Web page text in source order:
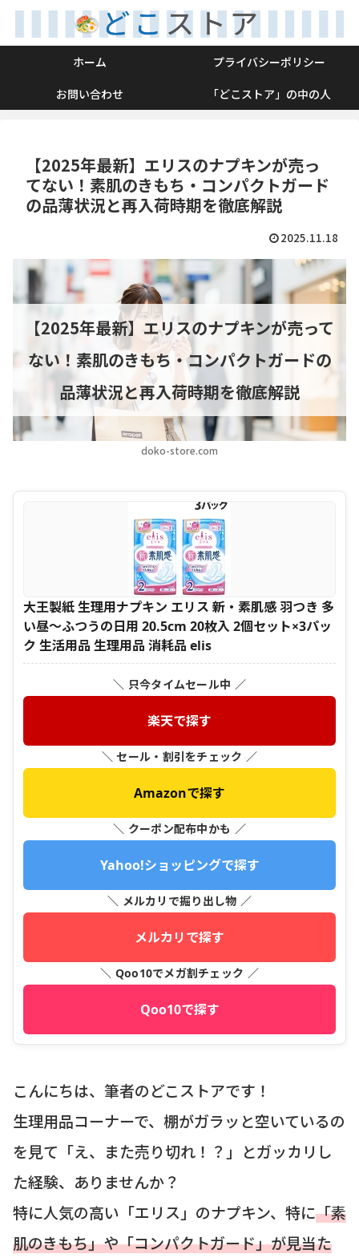
ホーム
プライバシーポリシー
お問い合わせ
「どこストア」の中の人
【2025年最新】エリスのナプキンが売っ
てない！素肌のきもち・コンパクトガード
の品薄状況と再入荷時期を徹底解説
2025.11.18
doko-store.com
【2025年最新】エリスのナプキンが売って
ない！素肌のきもち・コンパクトガードの
品薄状況と再入荷時期を徹底解説
大王製紙 生理用ナプキン エリス 新・素肌感 羽つき 多
い昼〜ふつうの日用 20.5cm 20枚入 2個セット×3パッ
ク 生活用品 生理用品 消耗品 elis
＼ 只今タイムセール中 ／
楽天で探す
＼ セール・割引をチェック ／
Amazonで探す
＼ クーポン配布中かも ／
Yahoo!ショッピングで探す
＼ メルカリで掘り出し物 ／
メルカリで探す
＼ Qoo10でメガ割チェック ／
Qoo10で探す
こんにちは、筆者のどこストアです！
生理用品コーナーで、棚がガラッと空いているの
を見て「え、また売り切れ！？」とガッカリし
た経験、ありませんか？
特に人気の高い「エリス」のナプキン、特に「素
肌のきもち」や「コンパクトガード」が見当た